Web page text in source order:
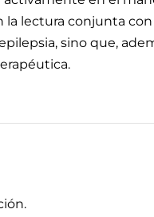
la lectura conjunta
sino que,